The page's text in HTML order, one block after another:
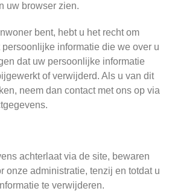
uw browser zien.
bent, hebt u het recht om
informatie die we over u
dat uw persoonlijke informatie
of verwijderd. Als u van dit
neem dan contact met ons op via
achterlaat via de site, bewaren
onze administratie, tenzij en totdat u
te verwijderen.